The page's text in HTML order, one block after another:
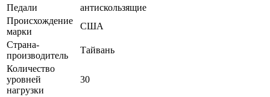
Педали
антискользящие
Происхождение
марки
США
Страна-
производитель
Тайвань
Количество
уровней
нагрузки
30